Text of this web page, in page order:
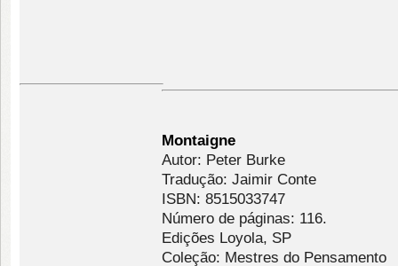
Montaigne
Autor: Peter Burke
Tradução: Jaimir Conte
ISBN: 8515033747
Número de páginas: 116.
Edições Loyola, SP
Coleção: Mestres do Pensamento